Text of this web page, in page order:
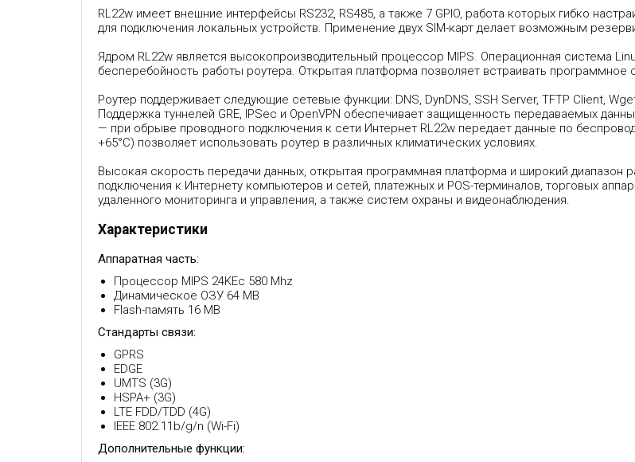
RL22w имеет внешние интерфейсы RS232, RS485, а также 7 GPIO, работа которых гибко
для подключения локальных устройств. Применение двух SIM-карт делает возможным
Ядром RL22w является высокопроизводительный процессор MIPS. Операционная система
бесперебойность работы роутера. Открытая платформа позволяет встраивать
Роутер поддерживает следующие сетевые функции: DNS, DynDNS, SSH Server, TFTP Client, Wget,
Поддержка туннелей GRE, IPSec и OpenVPN обеспечивает защищенность передаваемых
— при обрыве проводного подключения к сети Интернет RL22w передает данные по
+65°C) позволяет использовать роутер в различных климатических условиях.
Высокая скорость передачи данных, открытая программная платформа и широкий диапазон
подключения к Интернету компьютеров и сетей, платежных и POS-терминалов, торговых
удаленного мониторинга и управления, а также систем охраны и видеонаблюдения.
Характеристики
Аппаратная часть:
Процессор MIPS 24KEc 580 Mhz
Динамическое ОЗУ 64 MB
Flash-память 16 MB
Стандарты связи:
GPRS
EDGE
UMTS (3G)
HSPA+ (3G)
LTE FDD/TDD (4G)
IEEE 802.11b/g/n (Wi-Fi)
Дополнительные функции: